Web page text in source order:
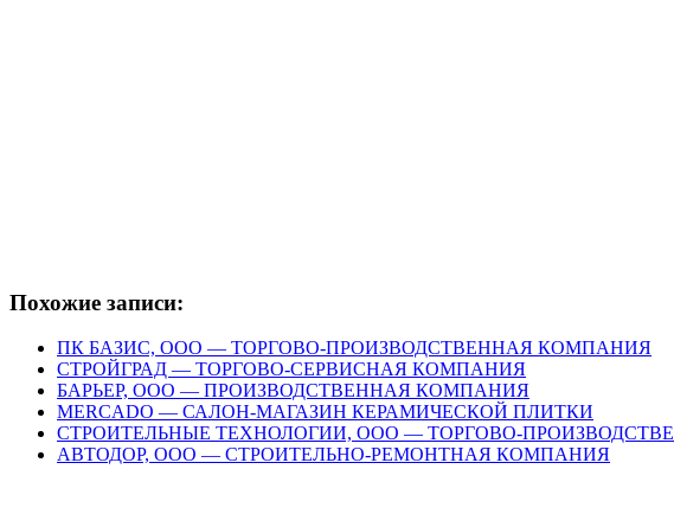
Похожие записи:
ПК БАЗИС, ООО — ТОРГОВО-ПРОИЗВОДСТВЕННАЯ КОМПАНИЯ
СТРОЙГРАД — ТОРГОВО-СЕРВИСНАЯ КОМПАНИЯ
БАРЬЕР, ООО — ПРОИЗВОДСТВЕННАЯ КОМПАНИЯ
MERСADO — САЛОН-МАГАЗИН КЕРАМИЧЕСКОЙ ПЛИТКИ
СТРОИТЕЛЬНЫЕ ТЕХНОЛОГИИ, ООО — ТОРГОВО-
АВТОДОР, ООО — СТРОИТЕЛЬНО-РЕМОНТНАЯ КОМПАНИЯ